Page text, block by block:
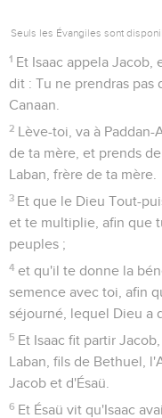
Seuls les Évangiles sont
1 Et Isaac appela
dit : Tu ne prendras
Canaan.
2 Lève-toi, va à
de ta mère, et prends
Laban, frère de ta mère.
3 Et que le Dieu Tout-
et te multiplie, afin que
peuples ;
4 et qu'il te donne la
semence avec toi, afin
séjourné, lequel Dieu a
5 Et Isaac fit partir
Laban, fils de Bethuel,
Jacob et d'Ésaü.
6 Et Ésaü vit qu'Isaac